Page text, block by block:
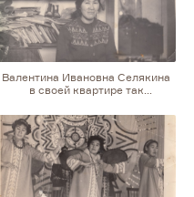
Владимиром Селякиным,
Александр Нанок и Марина
Сигунылик
Валентина Ивановна Селякина
в своей квартире так
двухэтажного каменного дома,
с подъездами и 12 квартирами.
Хотя сейчас эти дома
в национальных поселках
в аварийном состоянии, в них
продолжают жить люди